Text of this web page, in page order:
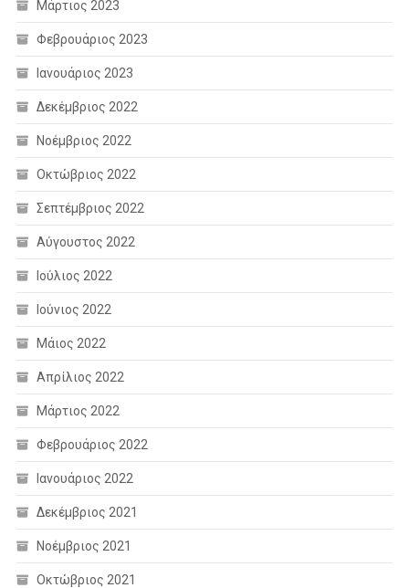
Μάρτιος 2023
Φεβρουάριος 2023
Ιανουάριος 2023
Δεκέμβριος 2022
Νοέμβριος 2022
Οκτώβριος 2022
Σεπτέμβριος 2022
Αύγουστος 2022
Ιούλιος 2022
Ιούνιος 2022
Μάιος 2022
Απρίλιος 2022
Μάρτιος 2022
Φεβρουάριος 2022
Ιανουάριος 2022
Δεκέμβριος 2021
Νοέμβριος 2021
Οκτώβριος 2021